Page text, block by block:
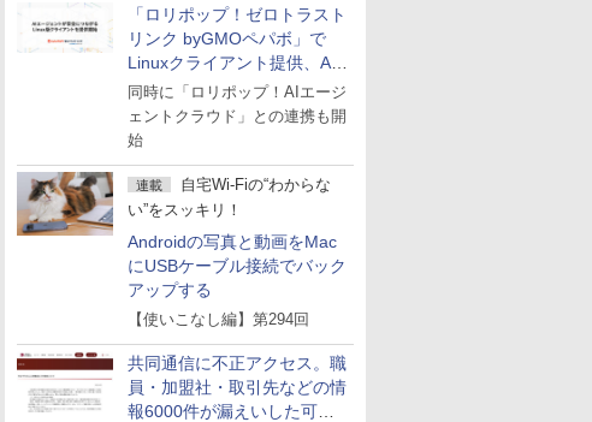
「ロリポップ！ゼロトラスト
リンク byGMOペパボ」で
Linuxクライアント提供、AI
エージェントの接続が容易に
同時に「ロリポップ！AIエージ
ェントクラウド」との連携も開
始
連載
自宅Wi-Fiの“わからな
い”をスッキリ！
Androidの写真と動画をMac
にUSBケーブル接続でバック
アップする
【使いこなし編】第294回
共同通信に不正アクセス。職
員・加盟社・取引先などの情
報6000件が漏えいした可能